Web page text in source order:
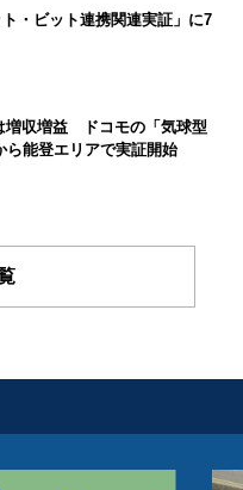
・ビット連携関連実証」に7
増収増益 ドコモの「気球型
ら能登エリアで実証開始